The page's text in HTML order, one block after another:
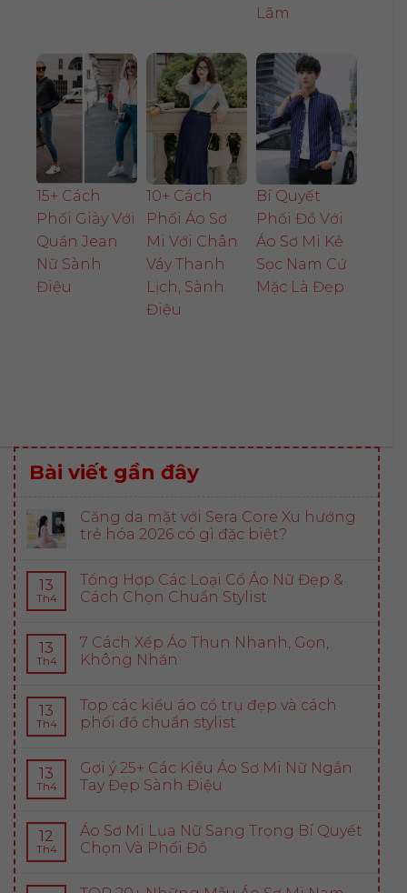
Lãm
15+ Cách
Phối Giày Với
Quần Jean
Nữ Sành
Điệu
10+ Cách
Phối Áo Sơ
Mi Với Chân
Váy Thanh
Lịch, Sành
Điệu
Bí Quyết
Phối Đồ Với
Áo Sơ Mi Kẻ
Sọc Nam Cứ
Mặc Là Đẹp
Bài viết gần đây
Căng da mặt với Sera Core Xu hướng
trẻ hóa 2026 có gì đặc biệt?
13
Th4
Tổng Hợp Các Loại Cổ Áo Nữ Đẹp &
Cách Chọn Chuẩn Stylist
13
Th4
7 Cách Xếp Áo Thun Nhanh, Gọn,
Không Nhăn
13
Th4
Top các kiểu áo cổ trụ đẹp và cách
phối đồ chuẩn stylist
13
Th4
Gợi ý 25+ Các Kiểu Áo Sơ Mi Nữ Ngắn
Tay Đẹp Sành Điệu
12
Th4
Áo Sơ Mi Lụa Nữ Sang Trọng Bí Quyết
Chọn Và Phối Đồ